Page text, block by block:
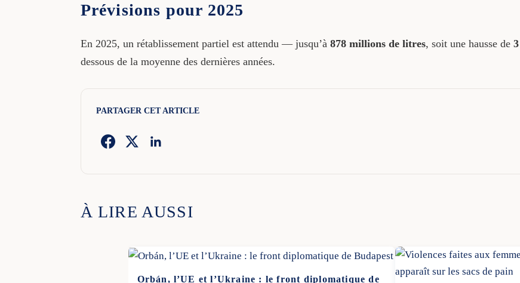
Prévisions pour 2025
En 2025, un rétablissement partiel est attendu — jusqu’à 878 millions de litres, soit une hausse de
dessous de la moyenne des dernières années.
PARTAGER CET ARTICLE
À LIRE AUSSI
Orbán, l’UE et l’Ukraine : le front diplomatique de